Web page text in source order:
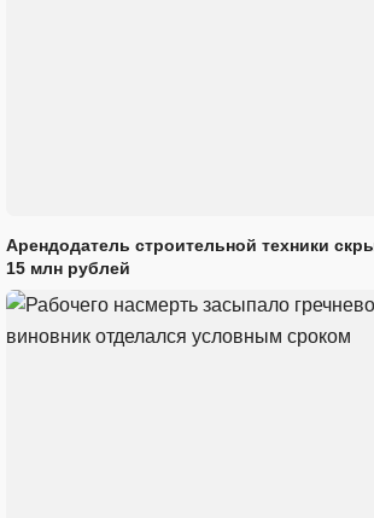
Арендодатель строительной техники
15 млн рублей